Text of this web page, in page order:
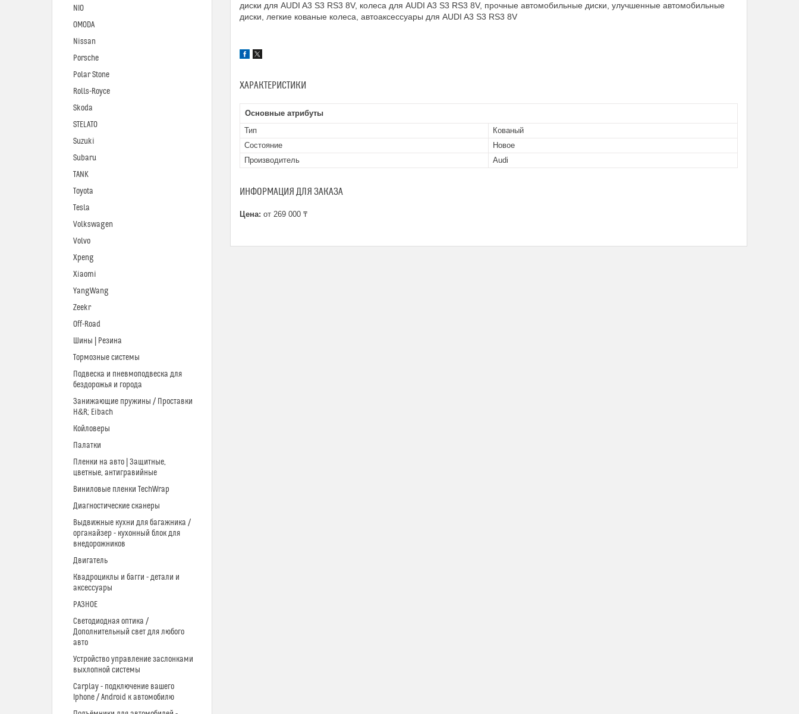
диски для AUDI A3 S3 RS3 8V, колеса для AUDI A3 S3 RS3 8V, прочные автомобильные диски, улучшенные автомобильные
диски, легкие кованые колеса, автоаксессуары для AUDI A3 S3 RS3 8V
ХАРАКТЕРИСТИКИ
Основные атрибуты
Тип
Кованый
Состояние
Новое
Производитель
Audi
ИНФОРМАЦИЯ ДЛЯ ЗАКАЗА
Цена: от 269 000 ₸
NIO
OMODA
Nissan
Porsche
Polar Stone
Rolls-Royce
Skoda
STELATO
Suzuki
Subaru
TANK
Toyota
Tesla
Volkswagen
Volvo
Xpeng
Xiaomi
YangWang
Zeekr
Off-Road
Шины | Резина
Тормозные системы
Подвеска и пневмоподвеска для
бездорожья и города
Занижающие пружины / Проставки
H&R; Eibach
Койловеры
Палатки
Пленки на авто | Защитные,
цветные, антигравийные
Виниловые пленки TechWrap
Диагностические сканеры
Выдвижные кухни для багажника /
органайзер - кухонный блок для
внедорожников
Двигатель
Квадроциклы и багги - детали и
аксессуары
РАЗНОЕ
Светодиодная оптика /
Дополнительный свет для любого
авто
Устройство управление заслонками
выхлопной системы
Carplay - подключение вашего
Iphone / Android к автомобилю